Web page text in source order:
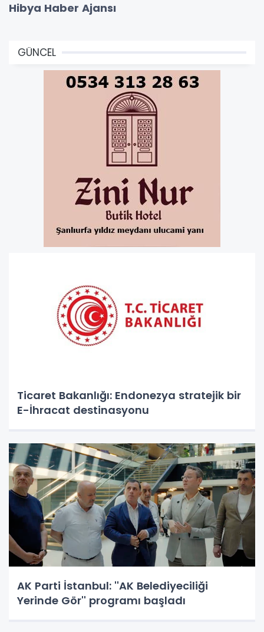
Hibya Haber Ajansı
GÜNCEL
Ticaret Bakanlığı: Endonezya stratejik bir
E-İhracat destinasyonu
AK Parti İstanbul: ''AK Belediyeciliği
Yerinde Gör'' programı başladı